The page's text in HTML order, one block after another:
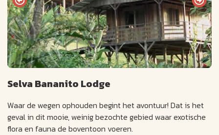
Selva Bananito Lodge
Waar de wegen ophouden begint het avontuur! Dat is het
geval in dit mooie, weinig bezochte gebied waar exotische
flora en fauna de boventoon voeren.